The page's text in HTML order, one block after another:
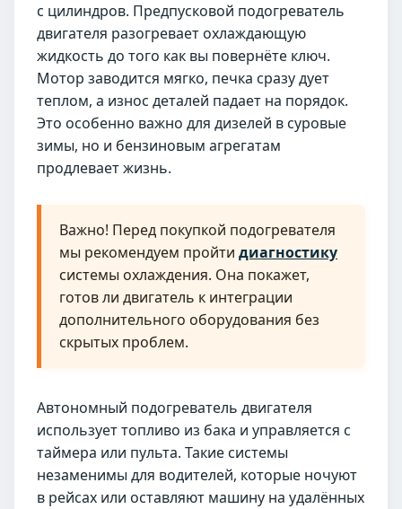
с цилиндров. Предпусковой подогреватель
двигателя разогревает охлаждающую
жидкость до того как вы повернёте ключ.
Мотор заводится мягко, печка сразу дует
теплом, а износ деталей падает на порядок.
Это особенно важно для дизелей в суровые
зимы, но и бензиновым агрегатам
продлевает жизнь.
Важно! Перед покупкой подогревателя
мы рекомендуем пройти диагностику
системы охлаждения. Она покажет,
готов ли двигатель к интеграции
дополнительного оборудования без
скрытых проблем.
Автономный подогреватель двигателя
использует топливо из бака и управляется с
таймера или пульта. Такие системы
незаменимы для водителей, которые ночуют
в рейсах или оставляют машину на удалённых